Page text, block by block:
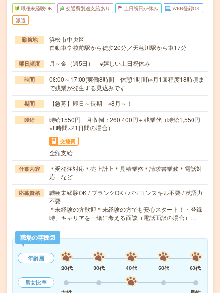
職種未経験OK 交通費別途支給あり 土日祝日が休み WEB登録OK
派遣
勤務地
浜松市中央区
自動車学校前駅から徒歩20分／天竜川駅から車17分
曜日頻度 月～金（週5日） ※嬉しい土日祝休み
時間
08:00～17:00(実働8時間 休憩1時間)※月1回程度18時頃ま
で残業が発生する見込みです
期間 【急募】即日～長期 ※8月～！
時給
時給1550円 月収例：260,400円＋残業代（時給1,550円
×8時間×21日間の場合）
交通費
全額支給
仕事内容
＊受発注対応＊売上計上＊見積業務＊請求書業務＊電話対
応 など
応募資格
職種未経験OK / ブランクOK / パソコンスキル不要 / 英語力
不要
＊未経験の方歓迎＊未経験の方でも安心スタート！・登録
時、キャリアを一緒に考える面談（電話面談の場合）…
職場の雰囲気
年齢層
20代
30代 40代 50代
60代
男女比率